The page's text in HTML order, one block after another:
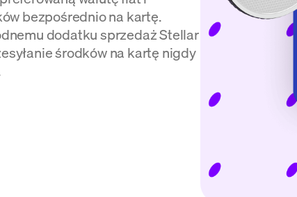
bezpośrednio na kartę.
dodatku sprzedaż Stellar
środków na kartę nigdy